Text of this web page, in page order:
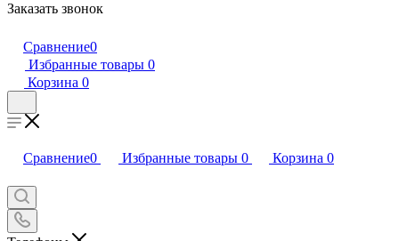
Заказать звонок
Сравнение0
Избранные товары 0
Корзина 0
Сравнение0 Избранные товары 0 Корзина 0